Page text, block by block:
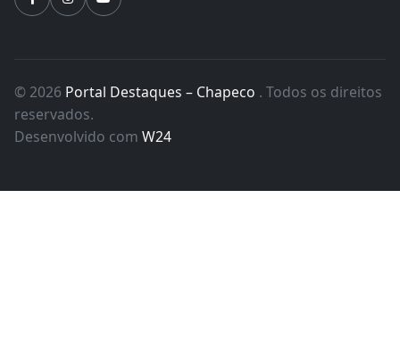
© 2026 Portal Destaques – Chapeco . Todos os direitos
reservados.
Desenvolvido com W24